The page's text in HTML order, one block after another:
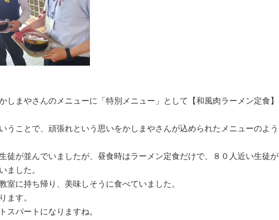
まやさんのメニューに「特別メニュー」として【和風肉ラーメン定食】
うことで、頑張れという思いをかしまやさんが込められたメニューのよう
徒が並んでいましたが、昼食時はラーメン定食だけで、８０人近い生徒が
ました。
室に持ち帰り、美味しそうに食べていました。
ます。
スパートになりますね。